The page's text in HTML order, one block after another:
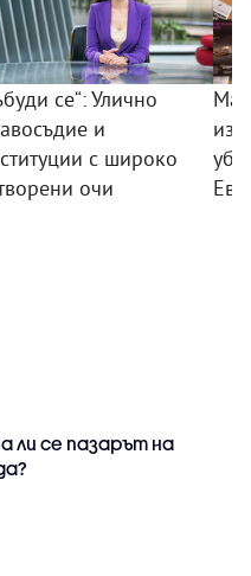
се“: Улично
и
с широко
очи
ли се пазарът на